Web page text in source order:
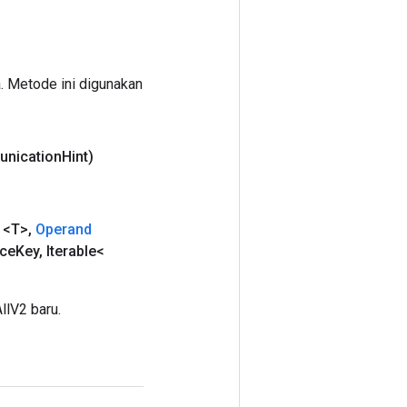
Metode ini digunakan
Hint)
<T>, Operand
Key, Iterable<
baru.